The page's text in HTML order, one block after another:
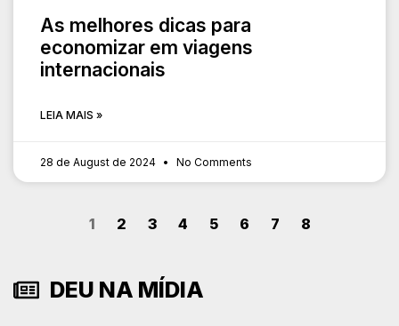
As melhores dicas para
economizar em viagens
internacionais
LEIA MAIS »
28 de August de 2024 No Comments
1 2 3 4 5 6 7 8
DEU NA MÍDIA